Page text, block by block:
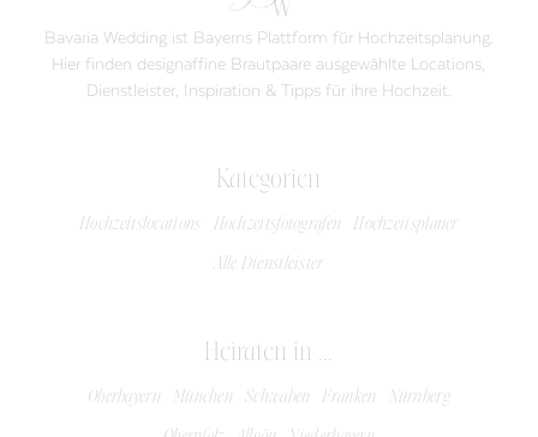
Bavaria Wedding ist Bayerns Plattform für Hochzeitsplanung.
Hier finden designaffine Brautpaare ausgewählte Locations,
Dienstleister, Inspiration & Tipps für ihre Hochzeit.
Kategorien
Hochzeitslocations Hochzeitsfotografen Hochzeitsplaner
Alle Dienstleister
Heiraten in ...
Oberbayern München Schwaben Franken Nürnberg